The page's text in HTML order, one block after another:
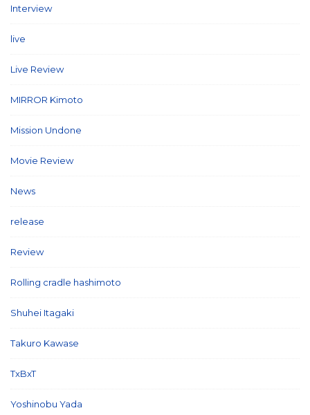
Interview
live
Live Review
MIRROR Kimoto
Mission Undone
Movie Review
News
release
Review
Rolling cradle hashimoto
Shuhei Itagaki
Takuro Kawase
TxBxT
Yoshinobu Yada